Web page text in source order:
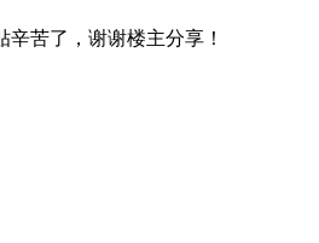
辛苦了，谢谢楼主分享！